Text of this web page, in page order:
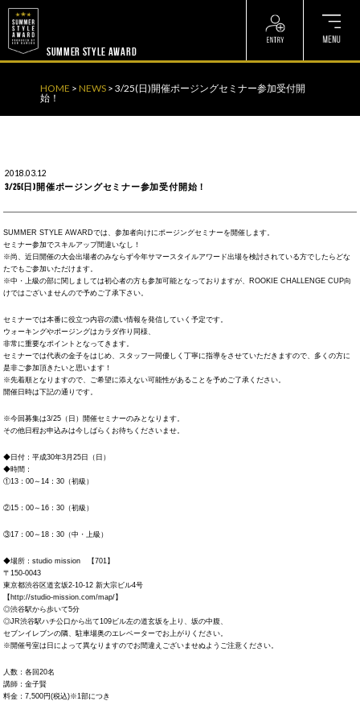
SUMMER STYLE AWARD
HOME > NEWS > 3/25(日)開催ポージングセミナー参加受付開
始！
2018.03.12
3/25(日)開催ポージングセミナー参加受付開始！
SUMMER STYLE AWARDでは、参加者向けにポージングセミナーを開催します。
セミナー参加でスキルアップ間違いなし！
※尚、近日開催の大会出場者のみならず今年サマースタイルアワード出場を検討されている方でしたらどな
たでもご参加いただけます。
※中・上級の部に関しましては初心者の方も参加可能となっておりますが、ROOKIE CHALLENGE CUP向
けではございませんので予めご了承下さい。
セミナーでは本番に役立つ内容の濃い情報を発信していく予定です。
ウォーキングやポージングはカラダ作り同様、
非常に重要なポイントとなってきます。
セミナーでは代表の金子をはじめ、スタッフ一同優しく丁寧に指導をさせていただきますので、多くの方に
是非ご参加頂きたいと思います！
※先着順となりますので、ご希望に添えない可能性があることを予めご了承ください。
開催日時は下記の通りです。
※今回募集は3/25（日）開催セミナーのみとなります。
その他日程お申込みは今しばらくお待ちくださいませ。
◆日付：平成30年3月25日（日）
◆時間：
①13：00～14：30（初級）
②15：00～16：30（初級）
③17：00～18：30（中・上級）
◆場所：studio mission 【701】
〒150-0043
東京都渋谷区道玄坂2-10-12 新大宗ビル4号
【http://studio-mission.com/map/】
◎渋谷駅から歩いて5分
◎JR渋谷駅ハチ公口から出て109ビル左の道玄坂を上り、坂の中腹、
セブンイレブンの隣、駐車場奥のエレベーターでお上がりください。
※開催号室は日によって異なりますのでお間違えございませぬようご注意ください。
人数：各回20名
講師：金子賢
料金：7,500円(税込)※1部につき